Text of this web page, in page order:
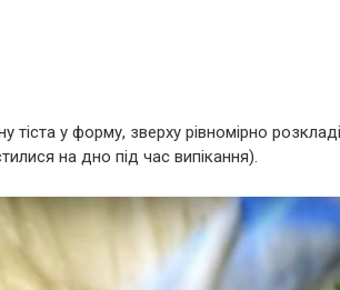
тіста у форму, зверху рівномірно
на дно під час випікання).